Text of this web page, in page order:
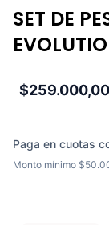
SET DE
$259.000,00
Paga en cuotas
Monto mínimo